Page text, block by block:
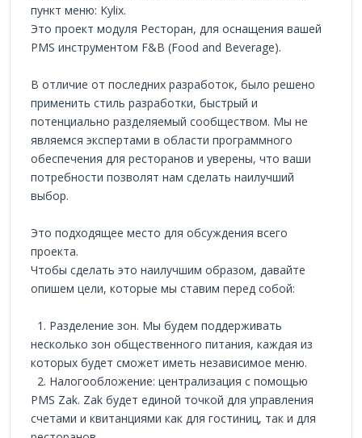
пункт меню: Kylix.
Это проект модуля Ресторан, для оснащения вашей
PMS инструментом F&B (Food and Beverage).
В отличие от последних разработок, было решено
применить стиль разработки, быстрый и
потенциально разделяемый сообществом. Мы не
являемся экспертами в области программного
обеспечения для ресторанов и уверены, что ваши
потребности позволят нам сделать наилучший
выбор.
Это подходящее место для обсуждения всего
проекта.
Чтобы сделать это наилучшим образом, давайте
опишем цели, которые мы ставим перед собой:
1. Разделение зон. Мы будем поддерживать
несколько зон общественного питания, каждая из
которых будет сможет иметь независимое меню.
2. Налогообложение: централизация с помощью
PMS Zak. Zak будет единой точкой для управления
счетами и квитанциями как для гостиниц, так и для